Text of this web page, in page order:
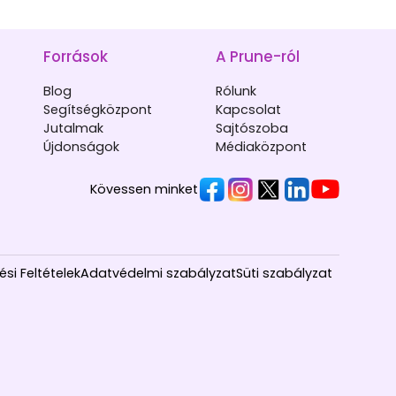
Források
Blog
Segítségközpont
Jutalmak
Újdonságok
A Prune-ról
Rólunk
Kapcsolat
Sajtószoba
Médiaközpont
Kövessen minket
FeltételekAdatvédelmi szabályzatSüti szabályzat